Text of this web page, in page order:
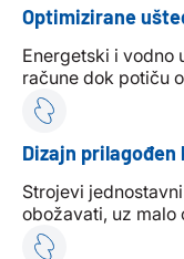
Optimizirane
Energetski i vodno
račune dok potiču
Dizajn prilagođen
Strojevi
obožavati, uz malo